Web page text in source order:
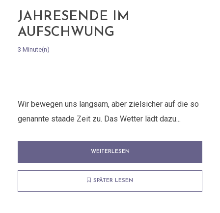
JAHRESENDE IM
AUFSCHWUNG
3 Minute(n)
Wir bewegen uns langsam, aber zielsicher auf die so
genannte staade Zeit zu. Das Wetter lädt dazu...
WEITERLESEN
SPÄTER LESEN